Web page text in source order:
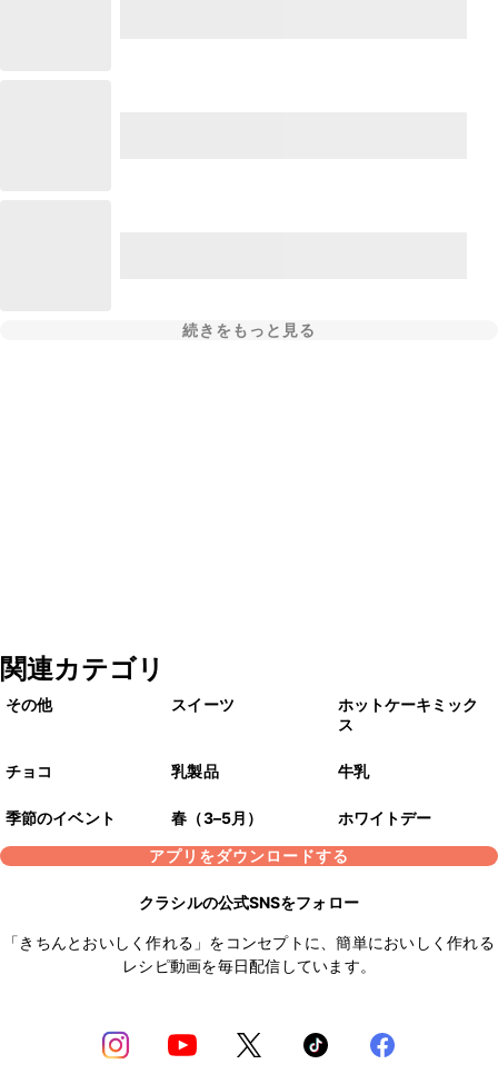
続きをもっと見る
関連カテゴリ
その他 スイーツ
ホットケーキミック
ス
チョコ 乳製品 牛乳
季節のイベント 春（3–5月）
ホワイトデー
アプリをダウンロードする
クラシルの公式SNSをフォロー
「きちんとおいしく作れる」をコンセプトに、簡単においしく作れる
レシピ動画を毎日配信しています。